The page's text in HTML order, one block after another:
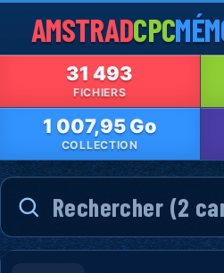
AMSTRADCPC
31 493
FICHIERS
1 007,95 Go
COLLECTION